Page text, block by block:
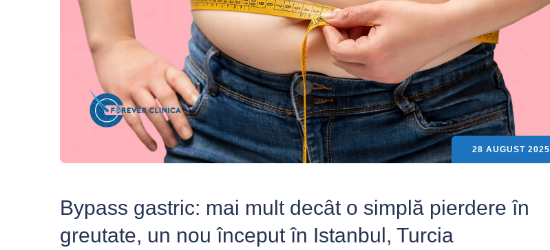
28 AUGUST 2025
Bypass gastric: mai mult decât o simplă pierdere în
greutate, un nou început în Istanbul, Turcia